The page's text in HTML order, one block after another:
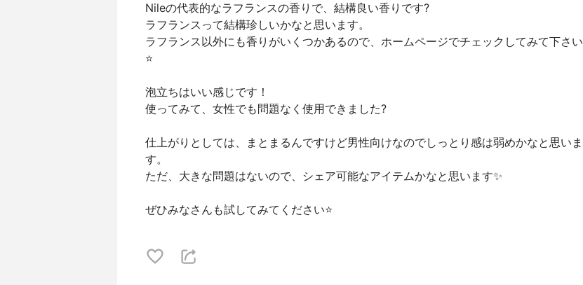
Nileの代表的なラフランスの香りで、結構良い香りです?
ラフランスって結構珍しいかなと思います。
ラフランス以外にも香りがいくつかあるので、ホームページでチェックしてみて下さい
⭐️
泡立ちはいい感じです！
使ってみて、女性でも問題なく使用できました?
仕上がりとしては、まとまるんですけど男性向けなのでしっとり感は弱めかなと思いま
す。
ただ、大きな問題はないので、シェア可能なアイテムかなと思います✨
ぜひみなさんも試してみてください⭐️